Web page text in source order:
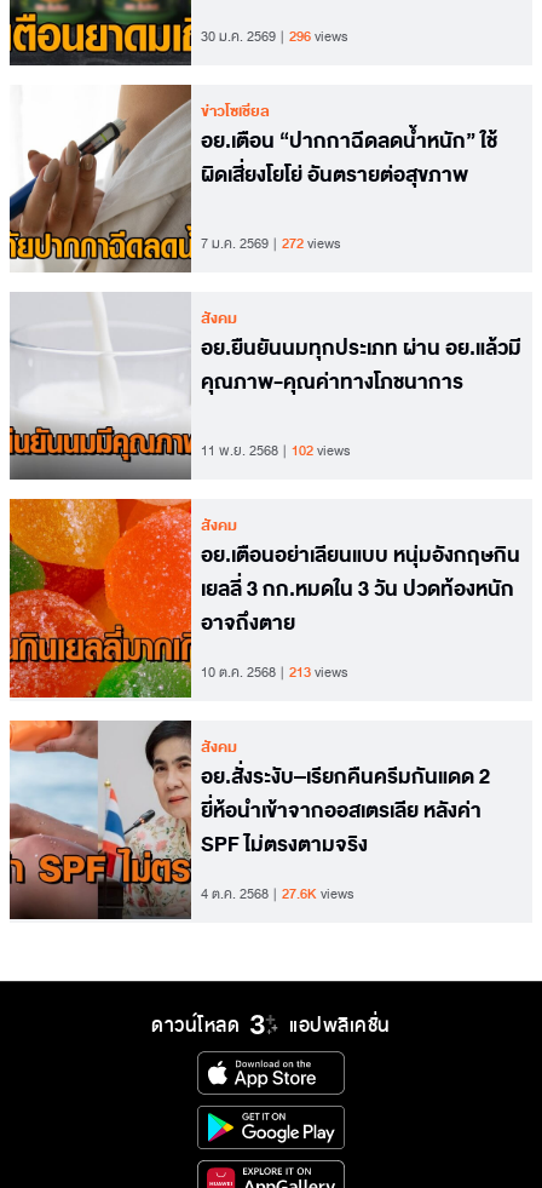
30 ม.ค. 2569 296views
ข่าวโซเชียล
อย.เตือน “ปากกาฉีดลดน้ำหนัก” ใช้
ผิดเสี่ยงโยโย่ อันตรายต่อสุขภาพ
7 ม.ค. 2569 272views
สังคม
อย.ยืนยันนมทุกประเภท ผ่าน อย.แล้วมี
คุณภาพ-คุณค่าทางโภชนาการ
11 พ.ย. 2568 102views
สังคม
อย.เตือนอย่าเลียนแบบ หนุ่มอังกฤษกิน
เยลลี่ 3 กก.หมดใน 3 วัน ปวดท้องหนัก
อาจถึงตาย
10 ต.ค. 2568 213views
สังคม
อย.สั่งระงับ–เรียกคืนครีมกันแดด 2
ยี่ห้อนำเข้าจากออสเตรเลีย หลังค่า
SPF ไม่ตรงตามจริง
4 ต.ค. 2568 27.6Kviews
ดาวน์โหลด แอปพลิเคชั่น